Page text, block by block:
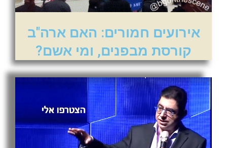
אירועים חמורים: האם ארה"ב
קורסת מבפנים, ומי אשם?